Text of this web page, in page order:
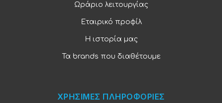
Ωράριο λειτουργίας
Εταιρικό προφίλ
Η ιστορία μας
Τα brands που διαθέτουμε
ΧΡΗΣΙΜΕΣ ΠΛΗΡΟΦΟΡΙΕΣ